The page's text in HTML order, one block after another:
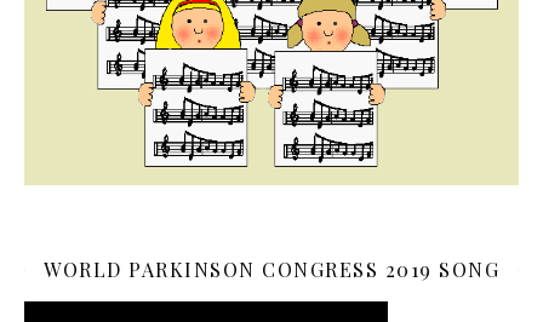
WORLD PARKINSON CONGRESS 2019 SONG